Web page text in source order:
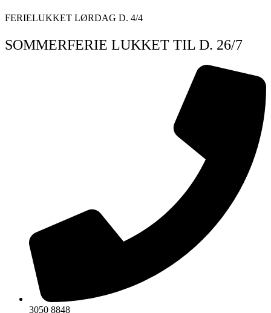
Videre
indhold
FERIELUKKET LØRDAG D. 4/4
SOMMERFERIE LUKKET TIL D. 26/7
3050 8848